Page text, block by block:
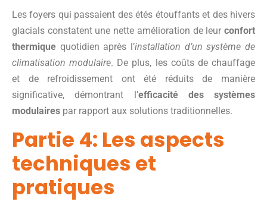
Les foyers qui passaient des étés étouffants et des hivers
glacials constatent une nette amélioration de leur confort
thermique quotidien après l’installation d’un système de
climatisation modulaire. De plus, les coûts de chauffage
et de refroidissement ont été réduits de manière
significative, démontrant l’efficacité des systèmes
modulaires par rapport aux solutions traditionnelles.
Partie 4: Les aspects
techniques et
pratiques